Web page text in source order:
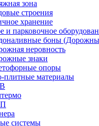
зона
строения
хранение
и парковочное
боны
неровность
знаки
опоры
плитные материалы
системы